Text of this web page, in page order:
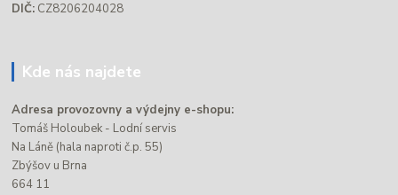
DIČ: CZ8206204028
Kde nás najdete
Adresa provozovny a výdejny e-shopu:
Tomáš Holoubek - Lodní servis
Na Láně (hala naproti č.p. 55)
Zbýšov u Brna
664 11